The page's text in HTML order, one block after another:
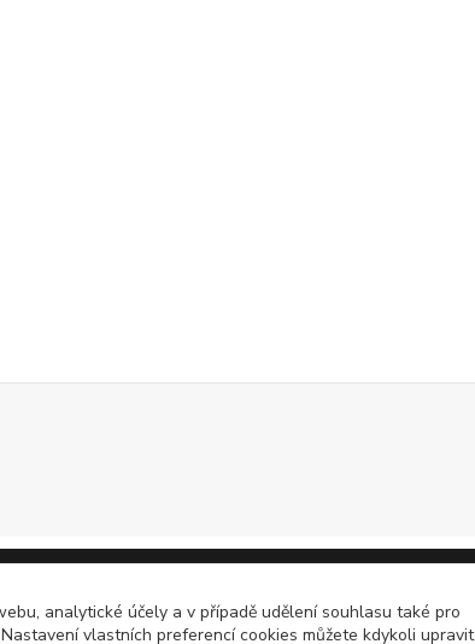
analytické účely a v případě udělení souhlasu také pro
vlastních preferencí cookies můžete kdykoli upravit